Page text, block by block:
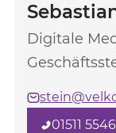
Digitale
01511